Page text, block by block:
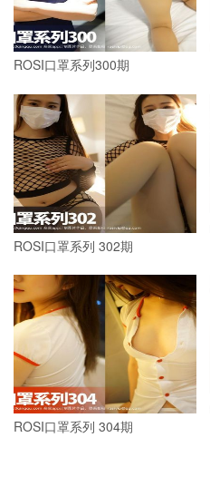
ROSI口罩系列300期
ROSI口罩系列 302期
ROSI口罩系列 304期